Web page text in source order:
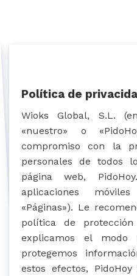
Política de
Wioks Global, S.L.
«nuestro» o
compromiso con la
personales de todos
página web,
aplicaciones
«Páginas»). Le
política de
explicamos el
protegemos
estos efectos,